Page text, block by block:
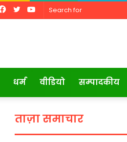
YouTube
Twitter
Facebook
धर्म वीडियो सम्पादकीय
ताज़ा समाचार